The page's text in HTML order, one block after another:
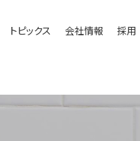
トピックス 会社情報 採用